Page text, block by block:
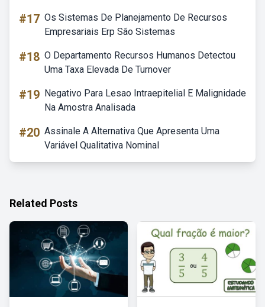
#17 Os Sistemas De Planejamento De Recursos
Empresariais Erp São Sistemas
#18 O Departamento Recursos Humanos Detectou
Uma Taxa Elevada De Turnover
#19 Negativo Para Lesao Intraepitelial E Malignidade
Na Amostra Analisada
#20 Assinale A Alternativa Que Apresenta Uma
Variável Qualitativa Nominal
Related Posts